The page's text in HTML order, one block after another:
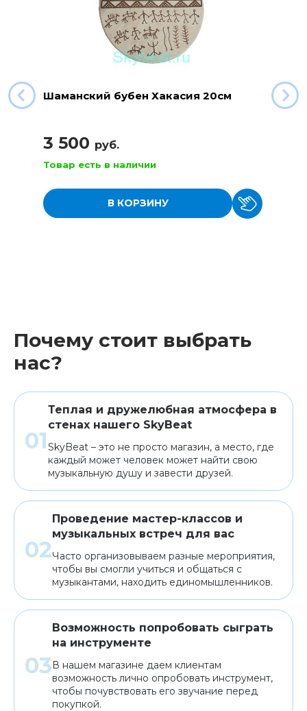
Шаманский бубен Хакасия 20см
3 500 руб.
Товар есть в наличии
В КОРЗИНУ
Почему стоит выбрать
нас?
Теплая и дружелюбная атмосфера в
стенах нашего SkyBeat
SkyBeat – это не просто магазин, а место, где
каждый может человек может найти свою
музыкальную душу и завести друзей.
Проведение мастер-классов и
музыкальных встреч для вас
Часто организовываем разные мероприятия,
чтобы вы смогли учиться и общаться с
музыкантами, находить единомышленников.
Возможность попробовать сыграть
на инструменте
В нашем магазине даем клиентам
возможность лично опробовать инструмент,
чтобы почувствовать его звучание перед
покупкой.